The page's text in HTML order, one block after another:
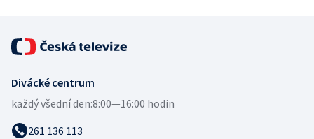
Divácké centrum
každý všední den:8:00—16:00 hodin
261 136 113